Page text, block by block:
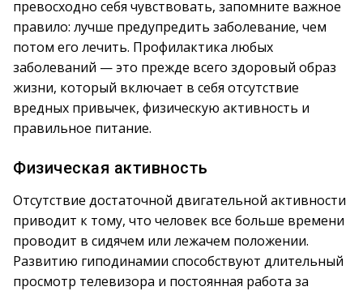
превосходно себя чувствовать, запомните важное
правило: лучше предупредить заболевание, чем
потом его лечить. Профилактика любых
заболеваний — это прежде всего здоровый образ
жизни, который включает в себя отсутствие
вредных привычек, физическую активность и
правильное питание.
Физическая активность
Отсутствие достаточной двигательной активности
приводит к тому, что человек все больше времени
проводит в сидячем или лежачем положении.
Развитию гиподинамии способствуют длительный
просмотр телевизора и постоянная работа за